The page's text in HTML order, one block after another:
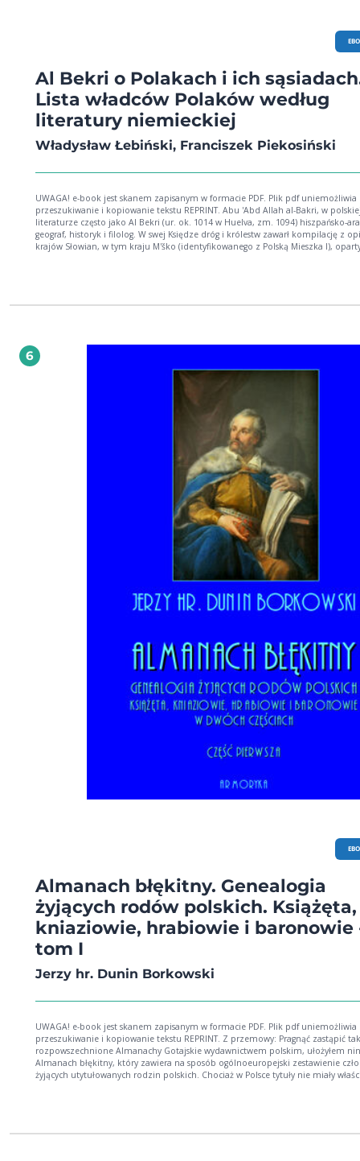
Al Bekri o Polakach i ich
Lista władców Polaków według
literatury niemieckiej
Władysław Łebiński, Franciszek Piekosiński
UWAGA! e-book jest skanem zapisanym w formacie PDF. Plik pdf uniemożliwia
przeszukiwanie i kopiowanie tekstu REPRINT. Abu 'Abd Allah al-Bakri, w
literaturze często jako Al Bekri (ur. ok. 1014 w Huelva, zm. 1094) hiszpańsko-
geograf, historyk i filolog. W swej Księdze dróg i królestw zawarł kompilację z
krajów Słowian, w tym kraju M'ško (identyfikowanego z Polską Mieszka I),
naukowych. W spisie tym znajdują się imiona naszych panujących sprzed
6
Almanach błękitny. Genealogia
żyjących rodów polskich. Książęta,
kniaziowie, hrabiowie i baronowie
tom I
Jerzy hr. Dunin Borkowski
UWAGA! e-book jest skanem zapisanym w formacie PDF. Plik pdf uniemożliwia
przeszukiwanie i kopiowanie tekstu REPRINT. Z przemowy: Pragnąć zastąpić
rozpowszechnione Almanachy Gotajskie wydawnictwem polskim, ułożyłem
Almanach błękitny, który zawiera na sposób ogólnoeuropejski zestawienie
żyjących utytułowanych rodzin polskich. Chociaż w Polsce tytuły nie miały
części spoczywało. Dlatego też oznaczam gwiazdkami, a mianowicie jedną,